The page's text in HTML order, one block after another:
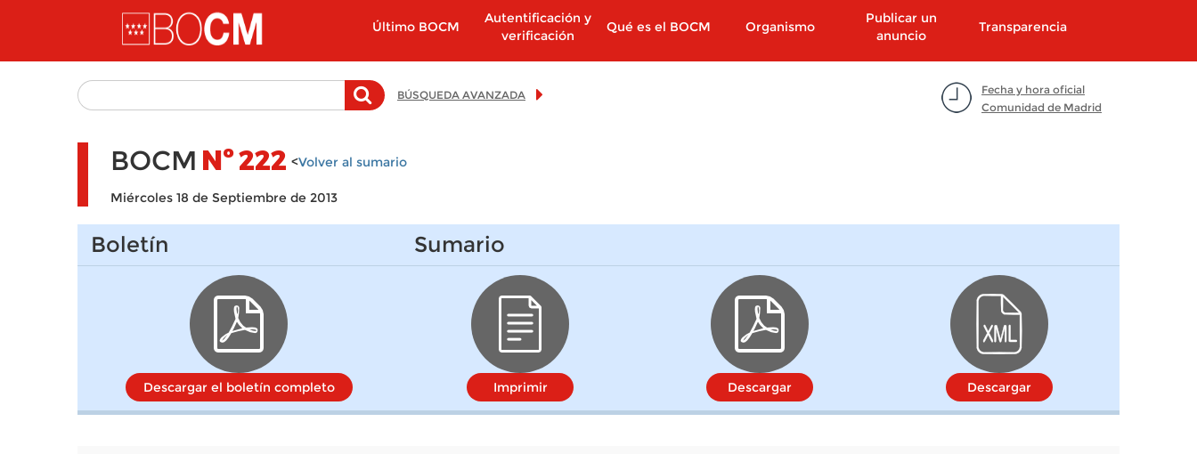
Pasar al contenido principal
Último BOCM
Autentificación y
verificación
Qué es el BOCM Organismo
Publicar un
anuncio
Transparencia
Fecha y hora oficial
Comunidad de Madrid
BÚSQUEDA AVANZADA
BOCM Nº222 <Volver al sumario
Miércoles 18 de Septiembre de 2013
Boletín
Descargar el boletín completo
Sumario
Imprimir Descargar Descargar